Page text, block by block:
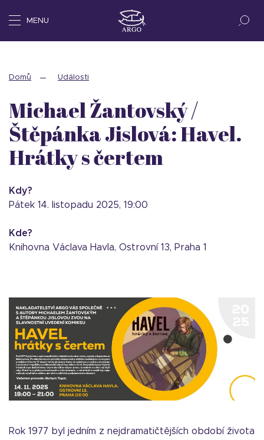
MENU
Domů Události
Michael Žantovský /
Štěpánka Jislová: Havel.
Hrátky s čertem
Kdy?
pátek 14. listopadu 2025, 19:00
Kde?
Knihovna Václava Havla, Ostrovní 13, Praha 1
Rok 1977 byl jedním z nejdramatičtějších období života